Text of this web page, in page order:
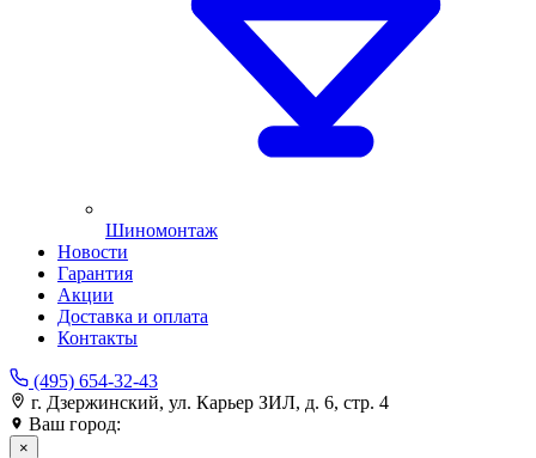
Шиномонтаж
Новости
Гарантия
Акции
Доставка и оплата
Контакты
(495) 654-32-43
г. Дзержинский, ул. Карьер ЗИЛ, д. 6, стр. 4
Ваш город:
×